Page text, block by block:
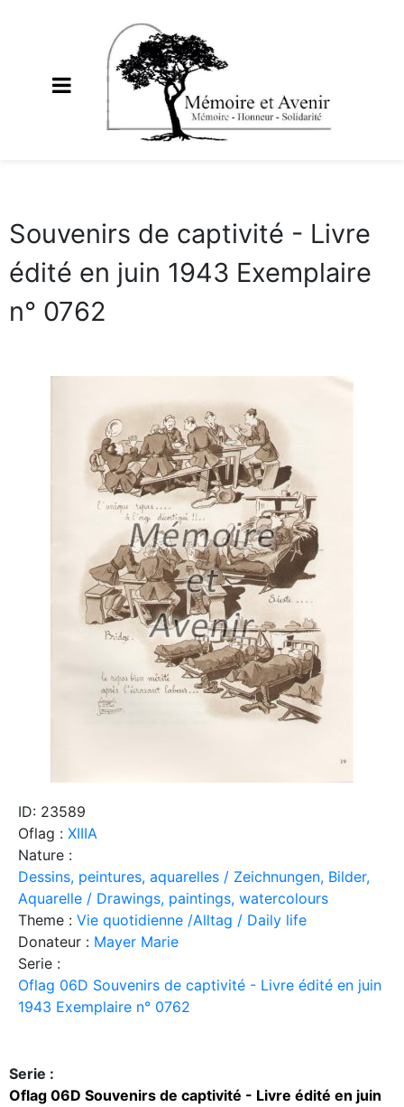
Souvenirs de captivité - Livre
édité en juin 1943 Exemplaire
n° 0762
ID: 23589
Oflag : XIIIA
Nature :
Dessins, peintures, aquarelles / Zeichnungen, Bilder,
Aquarelle / Drawings, paintings, watercolours
Theme : Vie quotidienne /Alltag / Daily life
Donateur : Mayer Marie
Serie :
Oflag 06D Souvenirs de captivité - Livre édité en juin
1943 Exemplaire n° 0762
Serie :
Oflag 06D Souvenirs de captivité - Livre édité en juin